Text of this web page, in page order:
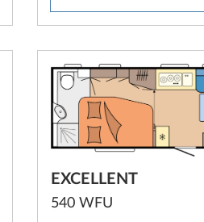
EXCELLENT
540 WFU